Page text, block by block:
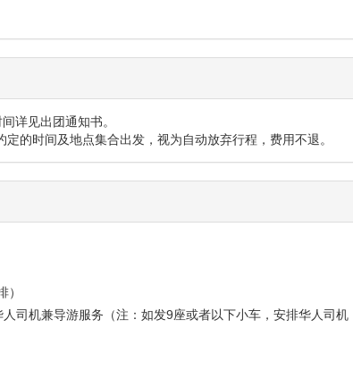
详见出团通知书。
的时间及地点集合出发，视为自动放弃行程，费用不退。
司机兼导游服务（注：如发9座或者以下小车，安排华人司机